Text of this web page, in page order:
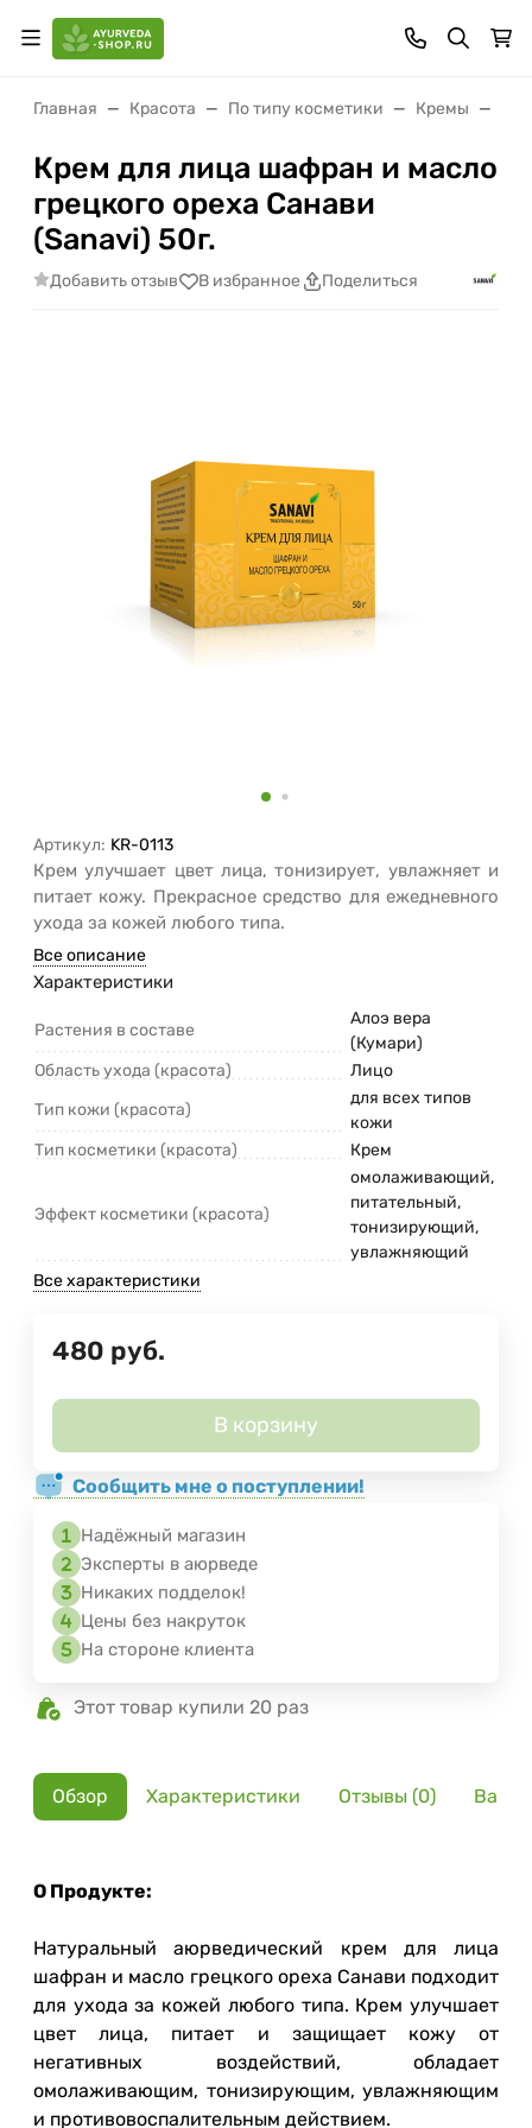
Главная Красота По типу косметики Кремы
Крем для лица шафран и масло
грецкого ореха Санави
(Sanavi) 50г.
Добавить отзыв В избранное Поделиться
Артикул: KR-0113
Крем улучшает цвет лица, тонизирует, увлажняет и
питает кожу. Прекрасное средство для ежедневного
ухода за кожей любого типа.
Все описание
Характеристики
Растения в составе
Алоэ вера
(Кумари)
Область ухода (красота)
Лицо
Тип кожи (красота)
для всех типов
кожи
Тип косметики (красота)
Крем
Эффект косметики (красота)
омолаживающий,
питательный,
тонизирующий,
увлажняющий
Все характеристики
480 руб.
В корзину
Сообщить мне о поступлении!
Надёжный магазин
Эксперты в аюрведе
Никаких подделок!
Цены без накруток
На стороне клиента
Этот товар купили 20 раз
Обзор Характеристики Отзывы (0)
О Продукте:
Натуральный аюрведический крем для лица
шафран и масло грецкого ореха Санави подходит
для ухода за кожей любого типа. Крем улучшает
цвет лица, питает и защищает кожу от
негативных воздействий, обладает
омолаживающим, тонизирующим, увлажняющим
и противовоспалительным действием.